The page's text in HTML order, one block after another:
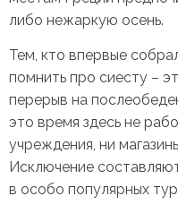
либо нежаркую осень.
Тем, кто впервые
помнить про сиесту –
перерыв на
это время здесь не
учреждения, ни
Исключение
в особо популярных